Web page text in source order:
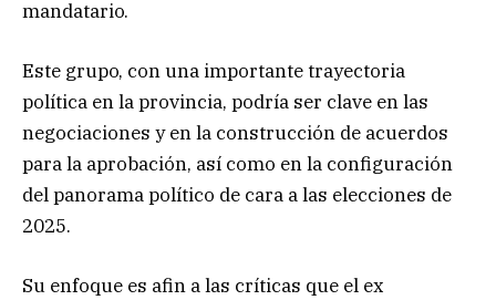
mandatario.
Este grupo, con una importante trayectoria
política en la provincia, podría ser clave en las
negociaciones y en la construcción de acuerdos
para la aprobación, así como en la configuración
del panorama político de cara a las elecciones de
2025.
Su enfoque es afin a las críticas que el ex